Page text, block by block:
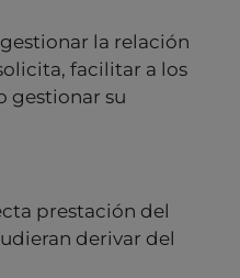
la relación
facilitar a los
gestionar su
prestación del
derivar del